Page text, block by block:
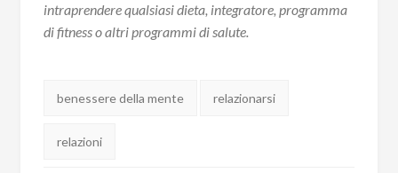
intraprendere qualsiasi dieta, integratore, programma
di fitness o altri programmi di salute.
Tags:
benessere della mente relazionarsi
relazioni